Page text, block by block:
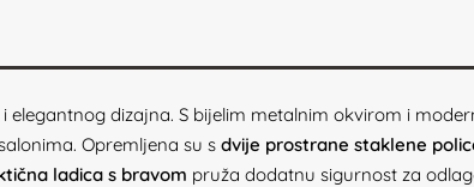
dizajna. S bijelim metalnim okvirom i
Opremljena su s dvije prostrane staklene
ladica s bravom pruža dodatnu sigurnost za